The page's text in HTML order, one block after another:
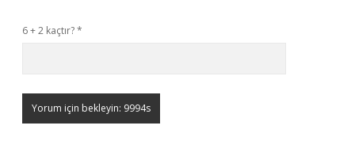
6 + 2 kaçtır?*